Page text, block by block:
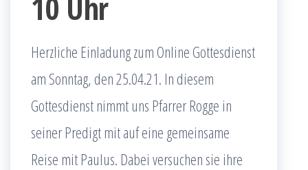
Herzliche Einladung zum Online Gottesdienst
am Sonntag, den 25.04.21. In diesem
Gottesdienst nimmt uns Pfarrer Rogge in
seiner Predigt mit auf eine gemeinsame
Reise mit Paulus. Dabei versuchen sie ihre